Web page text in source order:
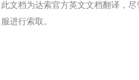
此文档为达索官方英文文档翻译，尽
服进行索取。